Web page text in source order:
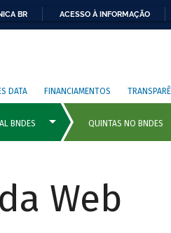
BR ACESSO À INFORMAÇÃO
DATA FINANCIAMENTOS
Web